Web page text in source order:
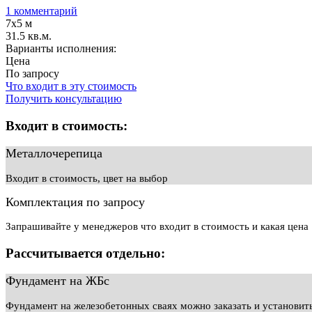
1 комментарий
7х5 м
31.5 кв.м.
Варианты исполнения:
Цена
По запросу
Что входит в эту стоимость
Получить консультацию
Входит в стоимость:
Металлочерепица
Входит в стоимость, цвет на выбор
Комплектация по запросу
Запрашивайте у менеджеров что входит в стоимость и какая цена
Рассчитывается отдельно:
Фундамент на ЖБс
Фундамент на железобетонных сваях можно заказать и